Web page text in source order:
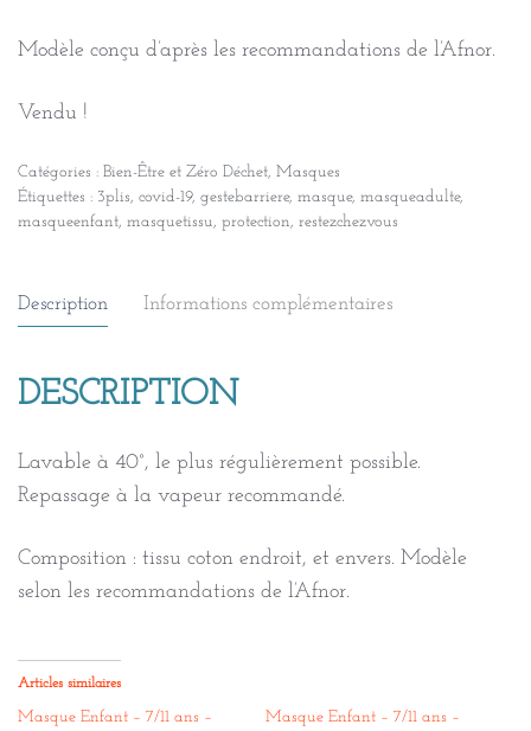
Modèle conçu d’après les recommandations de l’Afnor.
Vendu !
Catégories : Bien-Être et Zéro Déchet, Masques
Étiquettes : 3plis, covid-19, gestebarriere, masque, masqueadulte,
masqueenfant, masquetissu, protection, restezchezvous
Description Informations complémentaires
DESCRIPTION
Lavable à 40°, le plus régulièrement possible.
Repassage à la vapeur recommandé.
Composition : tissu coton endroit, et envers. Modèle
selon les recommandations de l’Afnor.
Articles similaires
Masque Enfant – 7/11 ans –
Masque Enfant – 7/11 ans –